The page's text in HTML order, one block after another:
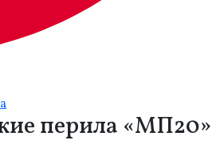
перила «МП20»